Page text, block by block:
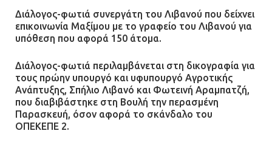
Διάλογος-φωτιά συνεργάτη του Λιβανού που δείχνει
επικοινωνία Μαξίμου με το γραφείο του Λιβανού για
υπόθεση που αφορά 150 άτομα.
Διάλογος-φωτιά περιλαμβάνεται στη δικογραφία για
τους πρώην υπουργό και υφυπουργό Αγροτικής
Ανάπτυξης, Σπήλιο Λιβανό και Φωτεινή Αραμπατζή,
που διαβιβάστηκε στη Βουλή την περασμένη
Παρασκευή, όσον αφορά το σκάνδαλο του
ΟΠΕΚΕΠΕ 2.